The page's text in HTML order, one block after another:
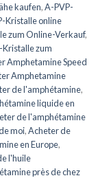
kaufen,A-PVP-
Kristalle online
zum Online-Verkauf,
Kristalle zum
Amphetamine Speed
Amphetamine
de l'amphétamine,
liquide en
de l'amphétamine
moi,Acheter de
en Europe,
l'huile
près de chez